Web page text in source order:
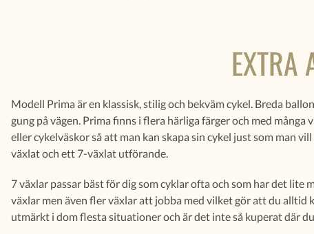
EXTRA
Modell Prima är en klassisk, stilig och bekväm cykel. Breda
gung på vägen. Prima finns i flera härliga färger och med
eller cykelväskor så att man kan skapa sin cykel just som man
växlat och ett 7-växlat utförande.
7 växlar passar bäst för dig som cyklar ofta och som har det
växlar men även fler växlar att jobba med vilket gör att du alltid
utmärkt i dom flesta situationer och är det inte så kuperat där